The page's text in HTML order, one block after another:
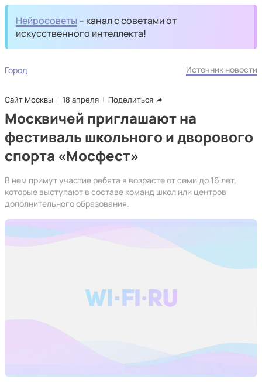
Нейросоветы – канал с советами от
искусственного интеллекта!
Город Источник новости
Сайт Москвы 18 апреля Поделиться
Москвичей приглашают на
фестиваль школьного и дворового
спорта «Мосфест»
В нем примут участие ребята в возрасте от семи до 16 лет,
которые выступают в составе команд школ или центров
дополнительного образования.